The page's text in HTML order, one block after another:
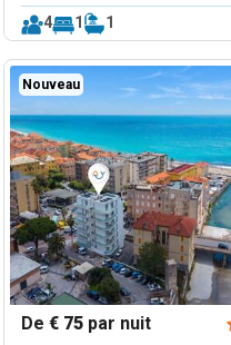
4 1 1
Nouveau
De€ 75 par nuit